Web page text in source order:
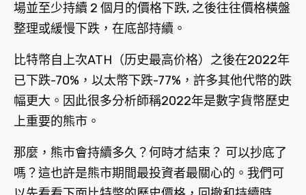
場並至少持續 2 個月的價格下跌, 之後往往價格橫盤
整理或緩慢下跌，在底部持續。
比特幣自上次ATH（历史最高价格）之後在2022年
已下跌-70%，以太幣下跌-77%，許多其他代幣的跌
幅更大。因此很多分析師稱2022年是數字貨幣歷史
上重要的熊市。
那麼，熊市會持續多久？何時才結束？ 可以抄底了
嗎？這也許是熊市期間最投資者最關心的。我們可